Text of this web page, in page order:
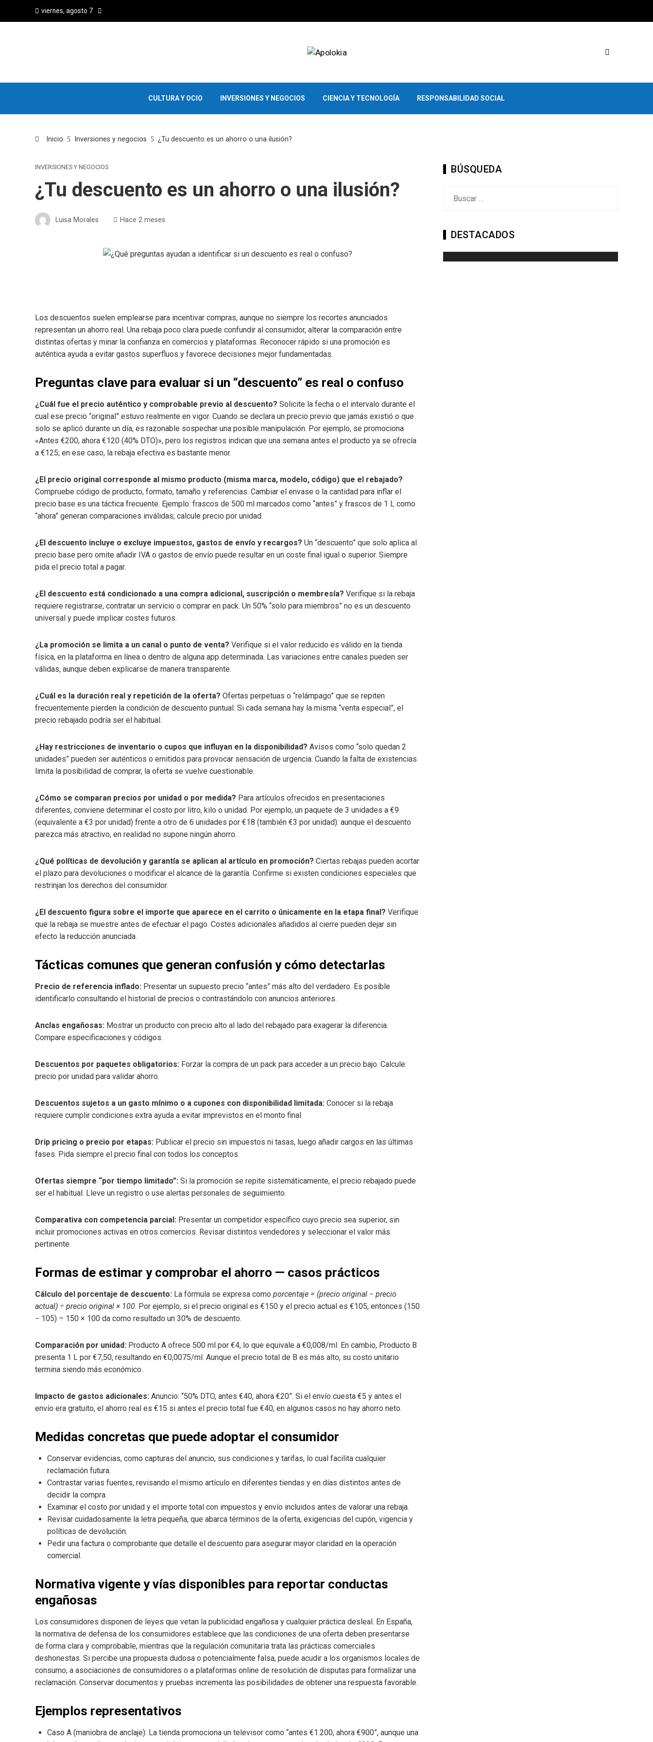
viernes, agosto 7
CULTURA Y OCIO INVERSIONES Y NEGOCIOS CIENCIA Y TECNOLOGÍA RESPONSABILIDAD SOCIAL
Inicio Inversiones y negocios ¿Tu descuento es un ahorro o una ilusión?
INVERSIONES Y NEGOCIOS
¿Tu descuento es un ahorro o una ilusión?
Luisa Morales Hace 2 meses
Los descuentos suelen emplearse para incentivar compras, aunque no siempre los recortes anunciados
representan un ahorro real. Una rebaja poco clara puede confundir al consumidor, alterar la comparación entre
distintas ofertas y minar la confianza en comercios y plataformas. Reconocer rápido si una promoción es
auténtica ayuda a evitar gastos superfluos y favorece decisiones mejor fundamentadas.
Preguntas clave para evaluar si un “descuento” es real o confuso
¿Cuál fue el precio auténtico y comprobable previo al descuento? Solicite la fecha o el intervalo durante el
cual ese precio “original” estuvo realmente en vigor. Cuando se declara un precio previo que jamás existió o que
solo se aplicó durante un día, es razonable sospechar una posible manipulación. Por ejemplo, se promociona
«Antes €200, ahora €120 (40% DTO)», pero los registros indican que una semana antes el producto ya se ofrecía
a €125; en ese caso, la rebaja efectiva es bastante menor.
¿El precio original corresponde al mismo producto (misma marca, modelo, código) que el rebajado?
Compruebe código de producto, formato, tamaño y referencias. Cambiar el envase o la cantidad para inflar el
precio base es una táctica frecuente. Ejemplo: frascos de 500 ml marcados como “antes” y frascos de 1 L como
“ahora” generan comparaciones inválidas; calcule precio por unidad.
¿El descuento incluye o excluye impuestos, gastos de envío y recargos? Un “descuento” que solo aplica al
precio base pero omite añadir IVA o gastos de envío puede resultar en un coste final igual o superior. Siempre
pida el precio total a pagar.
¿El descuento está condicionado a una compra adicional, suscripción o membresía? Verifique si la rebaja
requiere registrarse, contratar un servicio o comprar en pack. Un 50% “solo para miembros” no es un descuento
universal y puede implicar costes futuros.
¿La promoción se limita a un canal o punto de venta? Verifique si el valor reducido es válido en la tienda
física, en la plataforma en línea o dentro de alguna app determinada. Las variaciones entre canales pueden ser
válidas, aunque deben explicarse de manera transparente.
¿Cuál es la duración real y repetición de la oferta? Ofertas perpetuas o “relámpago” que se repiten
frecuentemente pierden la condición de descuento puntual. Si cada semana hay la misma “venta especial”, el
precio rebajado podría ser el habitual.
¿Hay restricciones de inventario o cupos que influyan en la disponibilidad? Avisos como “solo quedan 2
unidades” pueden ser auténticos o emitidos para provocar sensación de urgencia. Cuando la falta de existencias
limita la posibilidad de comprar, la oferta se vuelve cuestionable.
¿Cómo se comparan precios por unidad o por medida? Para artículos ofrecidos en presentaciones
diferentes, conviene determinar el costo por litro, kilo o unidad. Por ejemplo, un paquete de 3 unidades a €9
(equivalente a €3 por unidad) frente a otro de 6 unidades por €18 (también €3 por unidad): aunque el descuento
parezca más atractivo, en realidad no supone ningún ahorro.
¿Qué políticas de devolución y garantía se aplican al artículo en promoción? Ciertas rebajas pueden acortar
el plazo para devoluciones o modificar el alcance de la garantía. Confirme si existen condiciones especiales que
restrinjan los derechos del consumidor.
¿El descuento figura sobre el importe que aparece en el carrito o únicamente en la etapa final? Verifique
que la rebaja se muestre antes de efectuar el pago. Costes adicionales añadidos al cierre pueden dejar sin
efecto la reducción anunciada.
Tácticas comunes que generan confusión y cómo detectarlas
Precio de referencia inflado: Presentar un supuesto precio “antes” más alto del verdadero. Es posible
identificarlo consultando el historial de precios o contrastándolo con anuncios anteriores.
Anclas engañosas: Mostrar un producto con precio alto al lado del rebajado para exagerar la diferencia.
Compare especificaciones y códigos.
Descuentos por paquetes obligatorios: Forzar la compra de un pack para acceder a un precio bajo. Calcule
precio por unidad para validar ahorro.
Descuentos sujetos a un gasto mínimo o a cupones con disponibilidad limitada: Conocer si la rebaja
requiere cumplir condiciones extra ayuda a evitar imprevistos en el monto final.
Drip pricing o precio por etapas: Publicar el precio sin impuestos ni tasas, luego añadir cargos en las últimas
fases. Pida siempre el precio final con todos los conceptos.
Ofertas siempre “por tiempo limitado”: Si la promoción se repite sistemáticamente, el precio rebajado puede
ser el habitual. Lleve un registro o use alertas personales de seguimiento.
Comparativa con competencia parcial: Presentar un competidor específico cuyo precio sea superior, sin
incluir promociones activas en otros comercios. Revisar distintos vendedores y seleccionar el valor más
pertinente.
Formas de estimar y comprobar el ahorro — casos prácticos
Cálculo del porcentaje de descuento: La fórmula se expresa como porcentaje = (precio original − precio
actual) ÷ precio original × 100. Por ejemplo, si el precio original es €150 y el precio actual es €105, entonces (150
− 105) ÷ 150 × 100 da como resultado un 30% de descuento.
Comparación por unidad: Producto A ofrece 500 ml por €4, lo que equivale a €0,008/ml. En cambio, Producto B
presenta 1 L por €7,50, resultando en €0,0075/ml. Aunque el precio total de B es más alto, su costo unitario
termina siendo más económico.
Impacto de gastos adicionales: Anuncio: “50% DTO, antes €40, ahora €20”. Si el envío cuesta €5 y antes el
envío era gratuito, el ahorro real es €15 si antes el precio total fue €40; en algunos casos no hay ahorro neto.
Medidas concretas que puede adoptar el consumidor
Conservar evidencias, como capturas del anuncio, sus condiciones y tarifas, lo cual facilita cualquier
reclamación futura.
Contrastar varias fuentes, revisando el mismo artículo en diferentes tiendas y en días distintos antes de
decidir la compra.
Examinar el costo por unidad y el importe total con impuestos y envío incluidos antes de valorar una rebaja.
Revisar cuidadosamente la letra pequeña, que abarca términos de la oferta, exigencias del cupón, vigencia y
políticas de devolución.
Pedir una factura o comprobante que detalle el descuento para asegurar mayor claridad en la operación
comercial.
Normativa vigente y vías disponibles para reportar conductas
engañosas
Los consumidores disponen de leyes que vetan la publicidad engañosa y cualquier práctica desleal. En España,
la normativa de defensa de los consumidores establece que las condiciones de una oferta deben presentarse
de forma clara y comprobable, mientras que la regulación comunitaria trata las prácticas comerciales
deshonestas. Si percibe una propuesta dudosa o potencialmente falsa, puede acudir a los organismos locales de
consumo, a asociaciones de consumidores o a plataformas online de resolución de disputas para formalizar una
reclamación. Conservar documentos y pruebas incrementa las posibilidades de obtener una respuesta favorable.
Ejemplos representativos
Caso A (maniobra de anclaje): La tienda promociona un televisor como “antes €1.200, ahora €900”, aunque una
BÚSQUEDA
DESTACADOS